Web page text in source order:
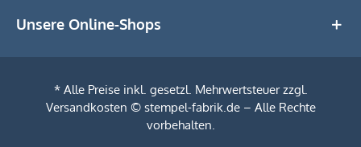
Unsere Online-Shops
* Alle Preise inkl. gesetzl. Mehrwertsteuer zzgl.
Versandkosten © stempel-fabrik.de – Alle Rechte
vorbehalten.